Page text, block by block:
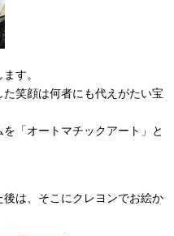
す。
笑顔は何者にも代えがたい宝
「オートマチックアート」と
は、そこにクレヨンでお絵か